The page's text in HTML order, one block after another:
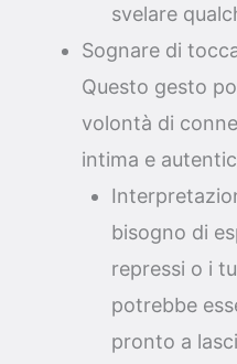
svelare
Sognare di
Questo gesto
volontà di
intima e
bisogno di
repressi o i
potrebbe
pronto a